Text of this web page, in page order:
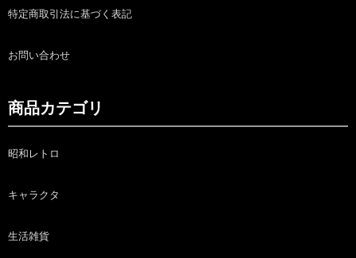
特定商取引法に基づく表記
お問い合わせ
商品カテゴリ
昭和レトロ
キャラクタ
生活雑貨